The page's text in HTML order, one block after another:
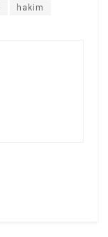
hakim